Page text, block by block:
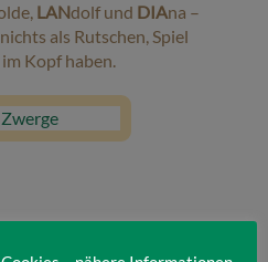
LANdolf und DIAna –
als Rutschen, Spiel
Kopf haben.